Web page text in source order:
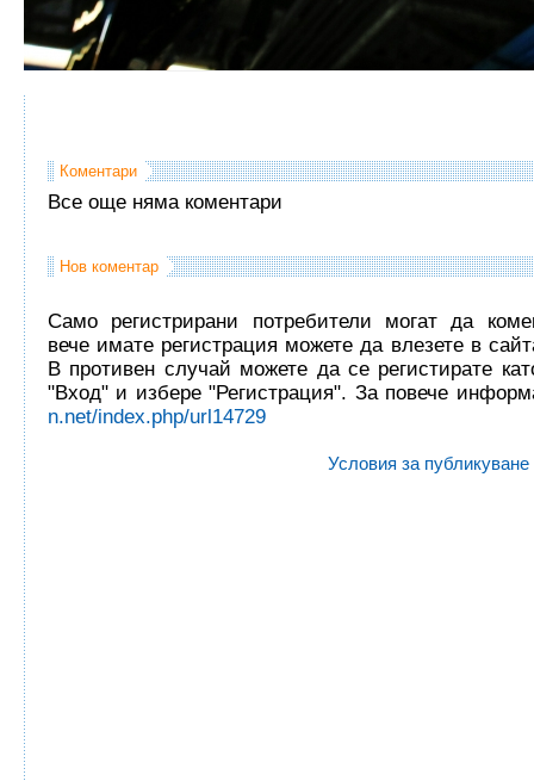
Коментари
Все още няма коментари
Нов коментар
Само регистрирани потребители могат да
вече имате регистрация можете да влезете в
В противен случай можете да се регистирате
"Вход" и избере "Регистрация". За повече
n.net/index.php/url14729
Условия за